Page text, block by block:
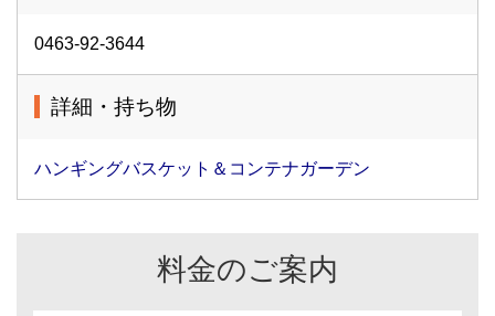
0463-92-3644
詳細・持ち物
ハンギングバスケット＆コンテナガーデン
料金のご案内